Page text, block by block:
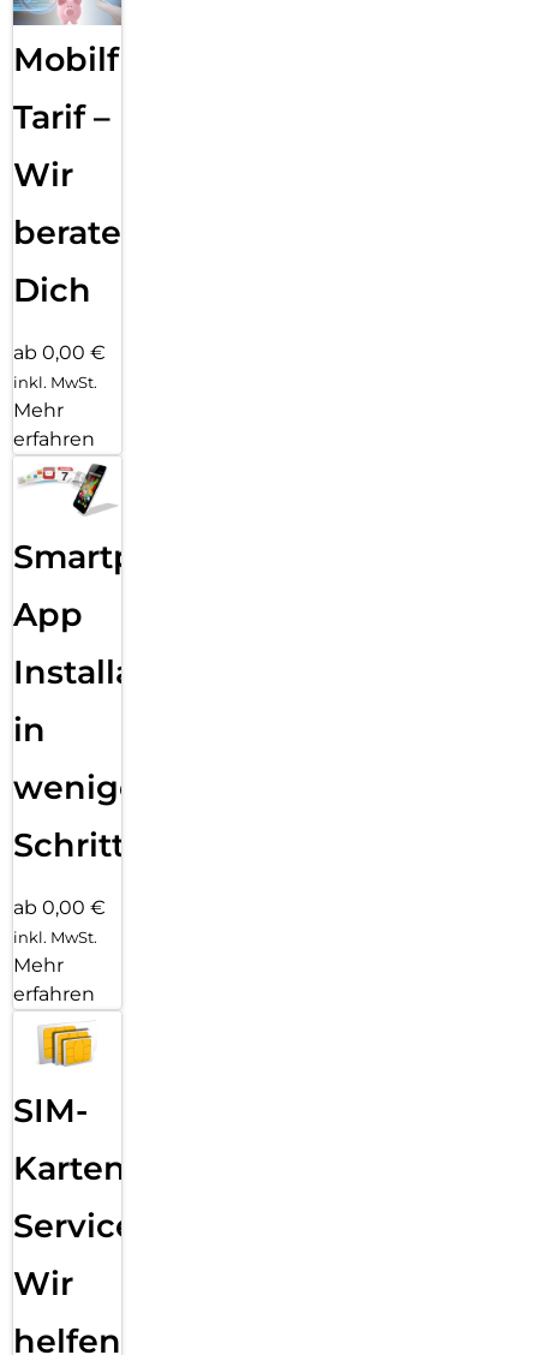
Mobilfunk
Tarif –
Wir
beraten
Dich
ab 0,00 €
inkl. MwSt.
Mehr
erfahren
Smartphone
App
Installation
in
wenigen
Schritten
ab 0,00 €
inkl. MwSt.
Mehr
erfahren
SIM-
Karten
Service:
Wir
helfen